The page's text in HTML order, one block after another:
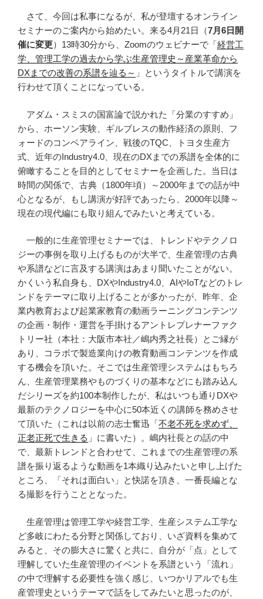
さて、今回は私事になるが、私が登壇するオンライン
セミナーのご案内から始めたい。来る4月 21日（7月6日開
催に変更） 13時30分から、 Zoomのウェビナーで「経営工
学、管理工学の過去から学ぶ生産管理史～産業革命から
DXまでの改善の系譜を辿る～ 」というタイトルで講演を
行わせて頂くことになっている。
アダム・スミスの国富論で説かれた「分業のすすめ」
から、ホーソン実験、ギルブレスの動作経済の原則、フ
ォードのコンベアライン、戦後のTQC 、トヨタ生産方
式、近年のIndustry4.0 、現在のDX までの系譜を全体的に
俯瞰することを目的としてセミナーを企画した。当日は
時間の関係で、古典（1800年頃）～ 2000年までの話が中
心となるが、もし講演が好評であったら、 2000年以降～
現在の現代編にも取り組んでみたいと考えている。
一般的に生産管理セミナーでは、トレンドやテクノロ
ジーの事例を取り上げるものが大半で、生産管理の古典
や系譜などに言及する講演はあまり聞いたことがない。
かくいう私自身も、 DXやIndustry4.0 AIやIoTなどのトレ
ンドをテーマに取り上げることが多かったが、昨年、企
業内教育および起業家教育の動画ラーニングコンテンツ
の企画・制作・運営を手掛けるアントレプレナーファク
トリー社（本社：大阪市本社／嶋内秀之社長）とご縁が
あり、コラボで製造業向けの教育動画コンテンツを作成
する機会を頂いた。そこでは生産管理システムはもちろ
ん、生産管理業務やものづくりの基本などにも踏み込ん
だシリーズを約100本制作したが、私はいつも通り DXや
最新のテクノロジーを中心に50本近くの講師を務めさせ
て頂いた（これは以前の志士奮迅「不老不死を求めず、
正老正死で生きる 」に書いた）。嶋内社長との話の中
で、最新トレンドと合わせて、これまでの生産管理の系
譜を振り返るような動画を1本織り込みたいと申し上げた
ところ、「それは面白い」と快諾を頂き、一番長編とな
る撮影を行うこととなった。
生産管理は管理工学や経営工学、生産システム工学な
ど多岐にわたる分野と関係しており、いざ資料を集めて
みると、その膨大さに驚くと共に、自分が「点」として
理解していた生産管理のイベントを系譜という「流れ」
の中で理解する必要性を強く感じ、いつかリアルでも生
産管理史というテーマで話をしてみたいと思ったのが、